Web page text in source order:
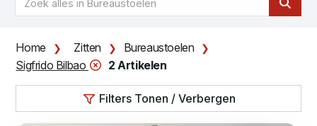
Home Zitten
Bureaustoelen
Sigfrido Bilbao
2 Artikelen
Filters Tonen / Verbergen